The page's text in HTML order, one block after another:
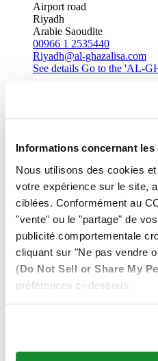
Informations concernant les
Nous utilisons des cookies
votre expérience sur le site,
ciblées. Conformément au
"vente" ou le "partage" de
publicité comportementale
cliquant sur "Ne pas vendre
(Do Not Sell or Share My
préférences ci-dessous.
Airport road
Riyadh
Arabie Saoudite
00966 1 2535440
Riyadh@al-ghazalisa.com
See details Go to the 'AL-
Arabie Saoudite
Riyadh@al-ghazalisa.com
See detailsGo to the 'AL-
AL-GHAZALI
Baladiya
Al Hofuf
Arabie Saoudite
00966 3 5860537
Riyadh@al-ghazalisa.com
Dammam